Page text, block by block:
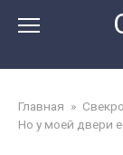
Главная »
Но у моей двери